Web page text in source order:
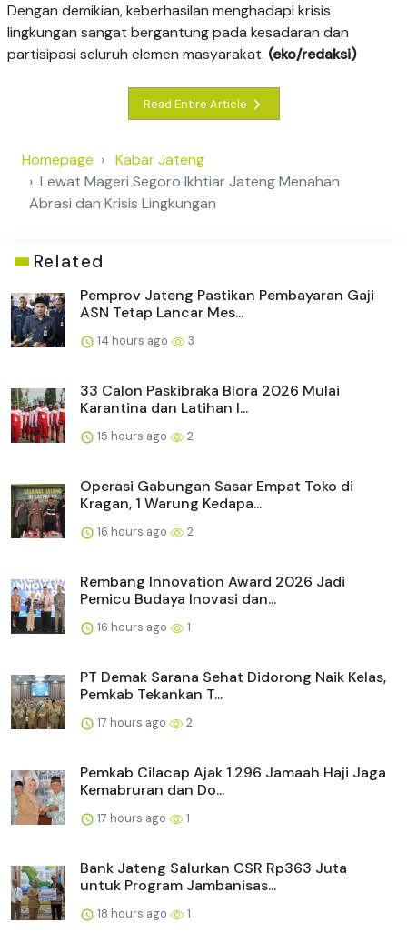
Dengan demikian, keberhasilan menghadapi krisis
lingkungan sangat bergantung pada kesadaran dan
partisipasi seluruh elemen masyarakat. (eko/redaksi)
Read Entire Article
Homepage
Kabar Jateng
Lewat Mageri Segoro Ikhtiar Jateng Menahan
Abrasi dan Krisis Lingkungan
Related
Pemprov Jateng Pastikan Pembayaran Gaji
ASN Tetap Lancar Mes...
14 hours ago 3
33 Calon Paskibraka Blora 2026 Mulai
Karantina dan Latihan I...
15 hours ago 2
Operasi Gabungan Sasar Empat Toko di
Kragan, 1 Warung Kedapa...
16 hours ago 2
Rembang Innovation Award 2026 Jadi
Pemicu Budaya Inovasi dan...
16 hours ago 1
PT Demak Sarana Sehat Didorong Naik Kelas,
Pemkab Tekankan T...
17 hours ago 2
Pemkab Cilacap Ajak 1.296 Jamaah Haji Jaga
Kemabruran dan Do...
17 hours ago 1
Bank Jateng Salurkan CSR Rp363 Juta
untuk Program Jambanisas...
18 hours ago 1